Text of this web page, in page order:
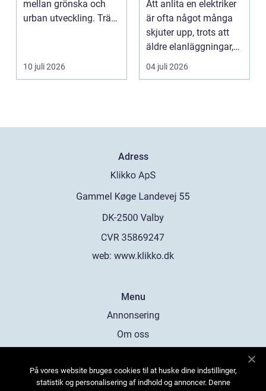
mellan grönska och
urban utveckling. Träd
10 juli 2026
företag
Att anlita en elektriker
är ofta något många
skjuter upp, trots att
äldre elanläggningar,
provisoris...
04 juli 2026
Adress
web: www.klikko.dk
Menu
Annonsering
Om oss
Kontakta oss
På vores website bruges cookies til at huske dine indstillinger,
statistik og personalisering af indhold og annoncer. Denne